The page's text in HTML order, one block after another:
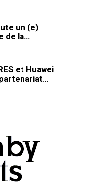
un (e)
de la…
et Huawei